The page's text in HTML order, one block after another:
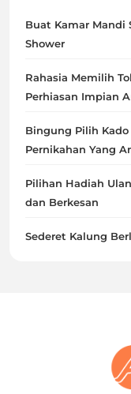
Buat Kamar Mandi
Shower
Rahasia Memilih
Perhiasan Impian
Bingung Pilih
Pernikahan Yang
Pilihan Hadiah
dan Berkesan
Sederet Kalung